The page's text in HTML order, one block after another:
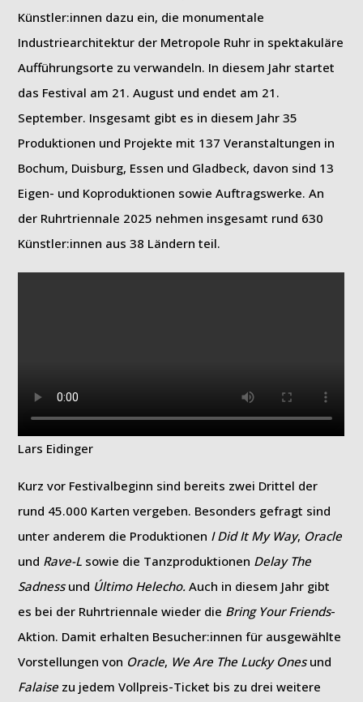
Künstler:innen dazu ein, die monumentale
Industriearchitektur der Metropole Ruhr in spektakuläre
Aufführungsorte zu verwandeln. In diesem Jahr startet
das Festival am 21. August und endet am 21.
September. Insgesamt gibt es in diesem Jahr 35
Produktionen und Projekte mit 137 Veranstaltungen in
Bochum, Duisburg, Essen und Gladbeck, davon sind 13
Eigen- und Koproduktionen sowie Auftragswerke. An
der Ruhrtriennale 2025 nehmen insgesamt rund 630
Künstler:innen aus 38 Ländern teil.
Lars Eidinger
Kurz vor Festivalbeginn sind bereits zwei Drittel der
rund 45.000 Karten vergeben. Besonders gefragt sind
unter anderem die Produktionen I Did It My Way, Oracle
und Rave-L sowie die Tanzproduktionen Delay The
Sadnessund Último Helecho.Auch in diesem Jahr gibt
es bei der Ruhrtriennale wieder die Bring Your Friends-
Aktion. Damit erhalten Besucher:innen für ausgewählte
Vorstellungen von Oracle, We Are The Lucky Onesund
Falaise zu jedem Vollpreis-Ticket bis zu drei weitere